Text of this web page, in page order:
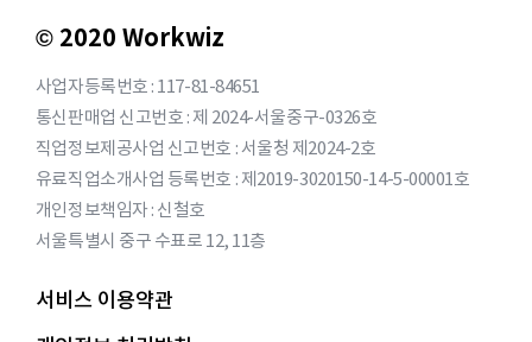
© 2020 Workwiz
사업자등록번호 : 117-81-84651
통신판매업 신고번호 : 제 2024-서울중구-0326호
직업정보제공사업 신고번호 : 서울청 제2024-2호
유료직업소개사업 등록번호 : 제2019-3020150-14-5-00001호
개인정보책임자 : 신철호
서울특별시 중구 수표로 12, 11층
서비스 이용약관